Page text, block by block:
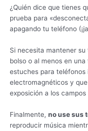
¿Quién dice que tienes
prueba para
apagando tu teléfono
Si necesita mantener
bolso o al menos en
estuches para
electromagnéticos y
exposición a los
Finalmente, no use sus
reproducir música